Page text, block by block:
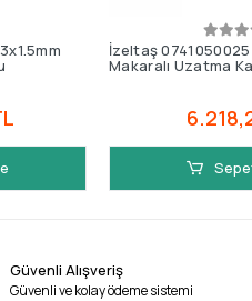
İzeltaş 0741050025
Makaralı Uzatma
Güvenli Alışveriş
Güvenli ve kolay ödeme sistemi